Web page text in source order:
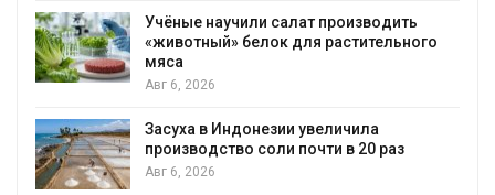
Учёные научили салат производить
«животный» белок для растительного
мяса
Авг 6, 2026
Засуха в Индонезии увеличила
производство соли почти в 20 раз
Авг 6, 2026